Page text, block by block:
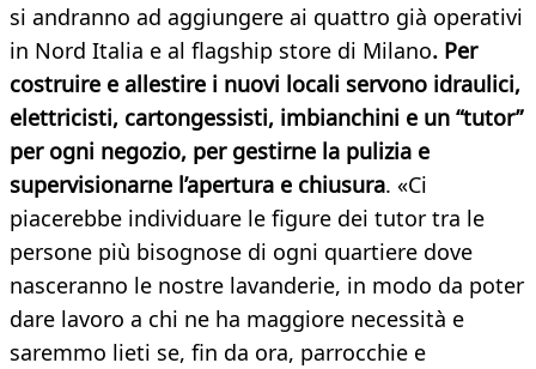
si andranno ad aggiungere ai quattro già operativi
in Nord Italia e al flagship store di Milano. Per
costruire e allestire i nuovi locali servono idraulici,
elettricisti, cartongessisti, imbianchini e un “tutor”
per ogni negozio, per gestirne la pulizia e
supervisionarne l’apertura e chiusura. «Ci
piacerebbe individuare le figure dei tutor tra le
persone più bisognose di ogni quartiere dove
nasceranno le nostre lavanderie, in modo da poter
dare lavoro a chi ne ha maggiore necessità e
saremmo lieti se, fin da ora, parrocchie e